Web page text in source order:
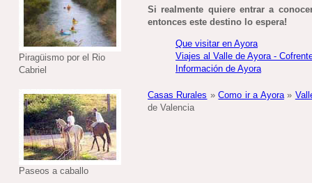
Piragüismo por el Rio
Cabriel
Paseos a caballo
Si realmente quiere entrar a
entonces este destino lo espera!
Que visitar en Ayora
Viajes al Valle de Ayora -
Información de Ayora
Casas Rurales »Como ir a Ayora»
de Valencia